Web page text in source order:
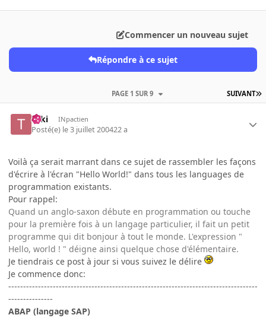
Commencer un nouveau sujet
Répondre à ce sujet
SUIVANT
PAGE 1 SUR 9
Taki INpactien
Posté(e) le 3 juillet 200422 a
Voilà ça serait marrant dans ce sujet de rassembler les façons
d'écrire à l'écran "Hello World!" dans tous les languages de
programmation existants.
Pour rappel:
Quand un anglo-saxon débute en programmation ou touche
pour la première fois à un langage particulier, il fait un petit
programme qui dit bonjour à tout le monde. L'expression "
Hello, world ! " déigne ainsi quelque chose d'élémentaire.
Je tiendrais ce post à jour si vous suivez le délire
Je commence donc:
------------------------------------------------------------------------------------
---------------
ABAP (langage SAP)